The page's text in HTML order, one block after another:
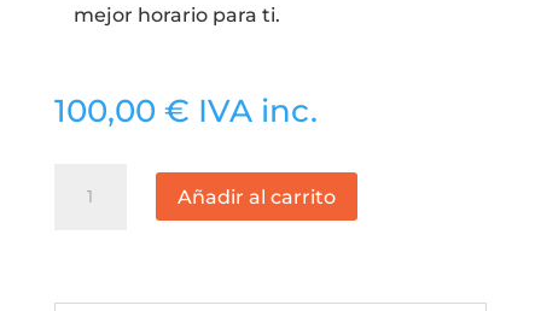
mejor horario para ti.
100,00 € IVA inc.
Añadir al carrito